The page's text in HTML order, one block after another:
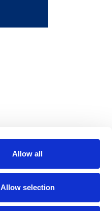
Allow all
Allow selection